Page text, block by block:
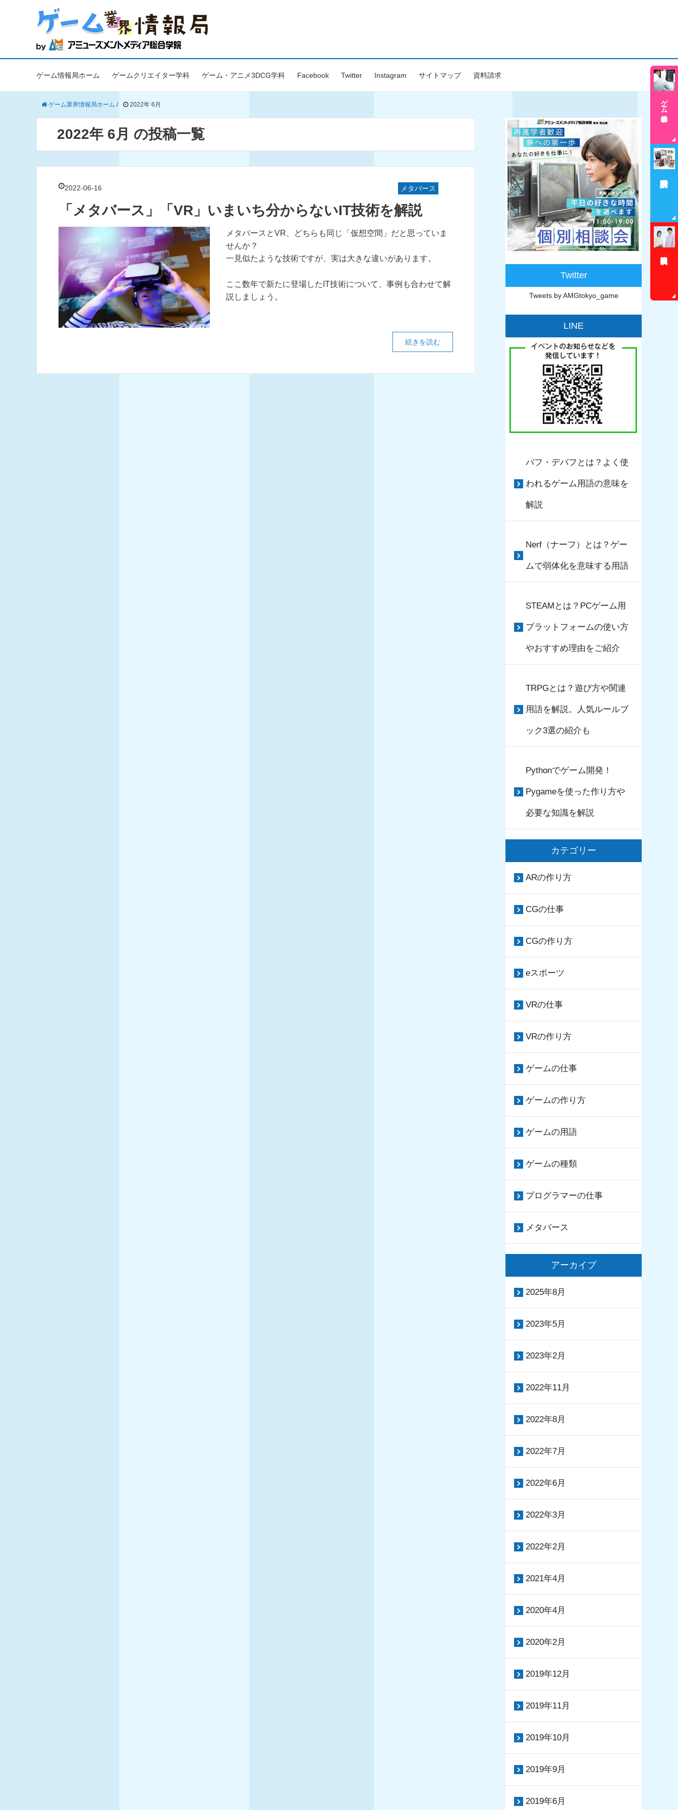
ゲーム情報局ホーム ゲームクリエイター学科 ゲーム・アニメ3DCG学科 Facebook Twitter Instagram サイトマップ 資料請求
ゲーム業界情報局ホーム / 2022年 6月
2022年 6月 の投稿一覧
2022-06-16 メタバース
「メタバース」「VR」いまいち分からないIT技術を解説
メタバースとVR、どちらも同じ「仮想空間」だと思っていま
せんか？
一見似たような技術ですが、実は大きな違いがあります。
ここ数年で新たに登場したIT技術について、事例も合わせて解
説しましょう。
続きを読む
Twitter
Tweets by AMGtokyo_game
LINE
バフ・デバフとは？よく使
われるゲーム用語の意味を
解説
Nerf（ナーフ）とは？ゲー
ムで弱体化を意味する用語
STEAMとは？PCゲーム用
プラットフォームの使い方
やおすすめ理由をご紹介
TRPGとは？遊び方や関連
用語を解説。人気ルールブ
ック3選の紹介も
Pythonでゲーム開発！
Pygameを使った作り方や
必要な知識を解説
カテゴリー
ARの作り方
CGの仕事
CGの作り方
eスポーツ
VRの仕事
VRの作り方
ゲームの仕事
ゲームの作り方
ゲームの用語
ゲームの種類
プログラマーの仕事
メタバース
アーカイブ
2025年8月
2023年5月
2023年2月
2022年11月
2022年8月
2022年7月
2022年6月
2022年3月
2022年2月
2021年4月
2020年4月
2020年2月
2019年12月
2019年11月
2019年10月
2019年9月
2019年6月
ゲーム学科